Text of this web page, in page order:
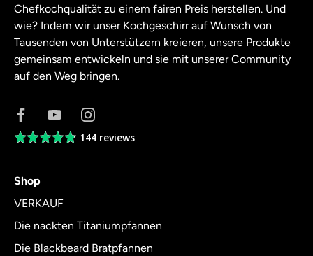
Chefkochqualität zu einem fairen Preis herstellen. Und
wie? Indem wir unser Kochgeschirr auf Wunsch von
Tausenden von Unterstützern kreieren, unsere Produkte
gemeinsam entwickeln und sie mit unserer Community
auf den Weg bringen.
Average
of
144 reviews
Shop
VERKAUF
Die nackten Titaniumpfannen
Die Blackbeard Bratpfannen